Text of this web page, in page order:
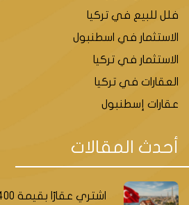
فلل للبيع في تركيا
الاستثمار في اسطنبول
الاستثمار في تركيا
العقارات في تركيا
عقارات إسطنبول
أحدث المقالات